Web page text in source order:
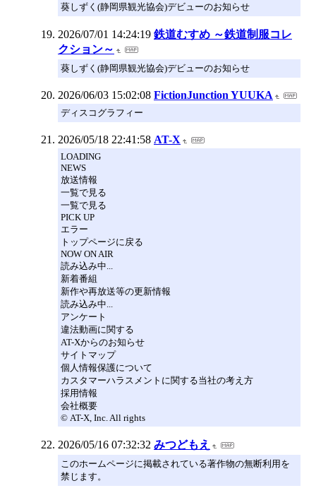
葵しずく(静岡県観光協会)デビューのお知らせ
2026/07/01 14:24:19 鉄道むすめ ～鉄道制服コレ
クション～
葵しずく(静岡県観光協会)デビューのお知らせ
2026/06/03 15:02:08 FictionJunction YUUKA
ディスコグラフィー
2026/05/18 22:41:58 AT-X
LOADING
NEWS
放送情報
一覧で見る
一覧で見る
PICK UP
エラー
トップページに戻る
NOW ON AIR
読み込み中...
新着番組
新作や再放送等の更新情報
読み込み中...
アンケート
違法動画に関する
AT-Xからのお知らせ
サイトマップ
個人情報保護について
カスタマーハラスメントに関する当社の考え方
採用情報
会社概要
© AT-X, Inc. All rights
2026/05/16 07:32:32 みつどもえ
このホームページに掲載されている著作物の無断利用を
禁じます。